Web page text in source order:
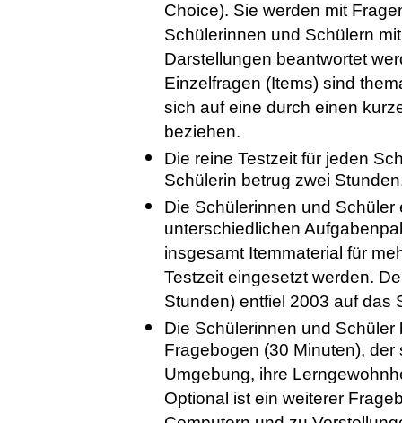
Choice). Sie werden mit
Schülerinnen und Schülern
Darstellungen beantwortet
Einzelfragen (Items) sind
sich auf eine durch einen
beziehen.
Die reine Testzeit für jeden
Schülerin betrug zwei
Die Schülerinnen und Schüler
unterschiedlichen
insgesamt Itemmaterial für
Testzeit eingesetzt werden.
Stunden) entfiel 2003 auf das
Die Schülerinnen und
Fragebogen (30 Minuten),
Umgebung, ihre
Optional ist ein weiterer